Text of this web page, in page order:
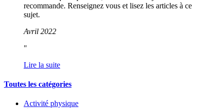
recommande. Renseignez vous et lisez les articles à ce
sujet.
Avril 2022
Lire la suite
Toutes les catégories
Activité physique